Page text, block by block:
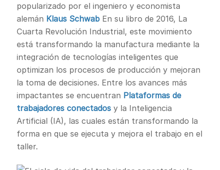
popularizado por el ingeniero y economista
alemán Klaus SchwabEn su libro de 2016, La
Cuarta Revolución Industrial, este movimiento
está transformando la manufactura mediante la
integración de tecnologías inteligentes que
optimizan los procesos de producción y mejoran
la toma de decisiones. Entre los avances más
impactantes se encuentran Plataformas de
trabajadores conectadosy la Inteligencia
Artificial (IA), las cuales están transformando la
forma en que se ejecuta y mejora el trabajo en el
taller.